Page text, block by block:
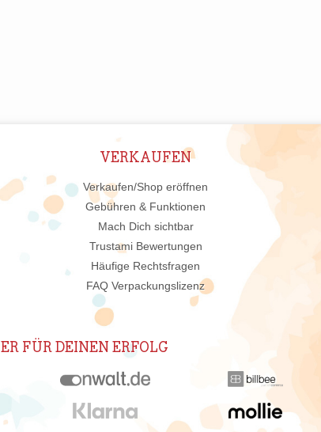
VERKAUFEN
Verkaufen/Shop eröffnen
Gebühren & Funktionen
Mach Dich sichtbar
Trustami Bewertungen
Häufige Rechtsfragen
FAQ Verpackungslizenz
FÜR DEINEN ERFOLG